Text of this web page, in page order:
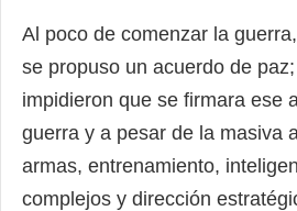
Al poco de comenzar la
se propuso un acuerdo de
impidieron que se firmara ese
guerra y a pesar de la masiva
armas, entrenamiento,
complejos y dirección